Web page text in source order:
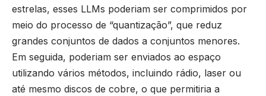
estrelas, esses LLMs poderiam ser comprimidos por
meio do processo de “quantização”, que reduz
grandes conjuntos de dados a conjuntos menores.
Em seguida, poderiam ser enviados ao espaço
utilizando vários métodos, incluindo rádio, laser ou
até mesmo discos de cobre, o que permitiria a